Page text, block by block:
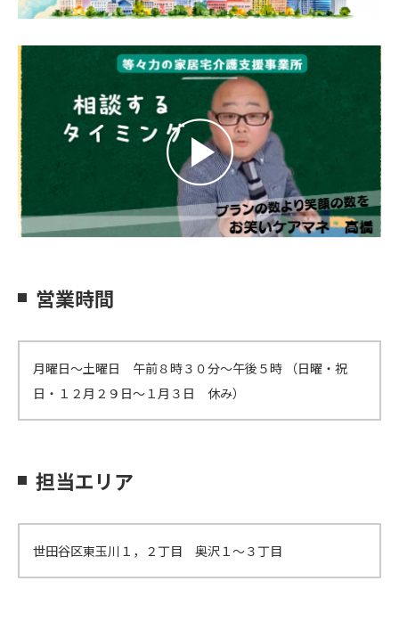
営業時間
月曜日～土曜日 午前８時３０分～午後５時 （日曜・祝
日・１２月２９日～１月３日 休み）
担当エリア
世田谷区東玉川１，２丁目 奥沢１～３丁目